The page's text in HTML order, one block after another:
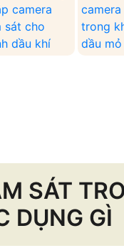
camera
sát cho
dầu khí
trong
dầu mỏ
SÁT
DỤNG GÌ